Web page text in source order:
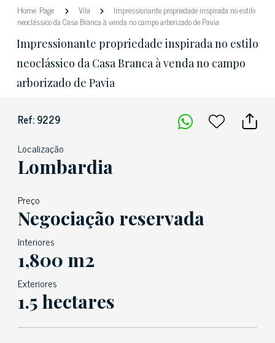
Home Page Vila
Impressionante propriedade inspirada no estilo
neoclássico da Casa Branca à venda no campo arborizado de Pavia
Impressionante propriedade inspirada no estilo
neoclássico da Casa Branca à venda no campo
arborizado de Pavia
Ref: 9229
Localização
Lombardia
Preço
Negociação reservada
Interiores
1,800 m2
Exteriores
1.5 hectares